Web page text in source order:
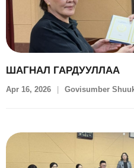
ШАГНАЛ ГАРДУУЛЛАА
Apr 16, 2026 Govisumber